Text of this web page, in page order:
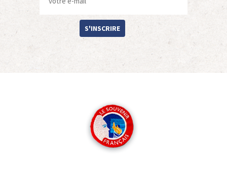
S'INSCRIRE